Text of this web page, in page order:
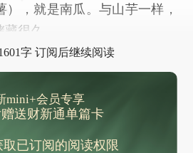
），就是南瓜。与山芋一样，
很久。
字 订阅后继续阅读
mini+会员专享
送财新通单篇卡
已订阅的阅读权限